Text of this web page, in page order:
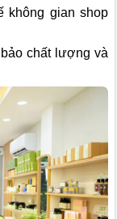
không gian shop
chất lượng và